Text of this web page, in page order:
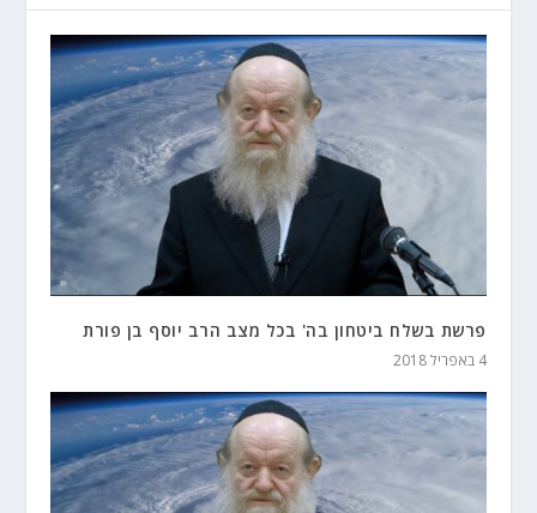
פרשת בשלח ביטחון בה' בכל מצב הרב יוסף בן פורת
4 באפריל 2018